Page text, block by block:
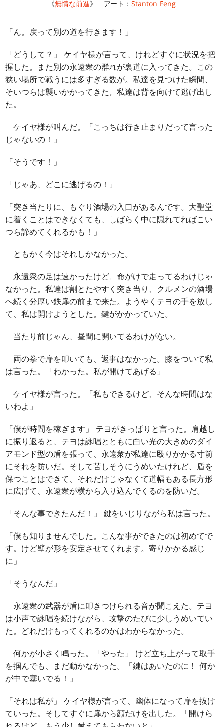
《無情な前進》 アート： Stanton Feng
「ん。戻って別の道を行きます！」
「どうして？」 ケイヤ様が言って、けれどすぐに状況を把
握した。また別の永遠衆の群れが裏道に入ってきた。この
狭い場所で戦うには多すぎる数が。私達を見つけた瞬間、
そいつらは襲いかかってきた。私達は背を向けて逃げ出し
た。
ケイヤ様が叫んだ。「こっちは行き止まりだって言った
じゃないの！」
「そうです！」
「じゃあ、どこに逃げるの！」
「突き当たりに、もぐり酒場の入口があるんです。大聖堂
に着くことはできなくても、しばらく中に隠れてればこい
つら諦めてくれるかも！」
ともかく今はそれしかなかった。
永遠衆の足は速かったけど、命がけで走ってるわけじゃ
なかった。私達は割とたやすく突き当り、クルメンの酒場
へ続く分厚い鉄扉の前まで来た。ようやくテヨの手を放し
て、私は開けようとした。鍵がかかっていた。
当たり前じゃん、昼間に開いてるわけがない。
両の拳で扉を叩いても、返事はなかった。膝をついて私
は言った。「わかった。私が開けてあげる」
ケイヤ様が言った。「私もできるけど、そんな時間はな
いわよ」
「僕が時間を稼ぎます」 テヨがきっぱりと言った。肩越し
に振り返ると、テヨは詠唱とともに白い光の大きめのダイ
アモンド型の盾を張って、永遠衆が私達に殴りかかる寸前
にそれを防いだ。そして苦しそうにうめいたけれど、盾を
保つことはできて、それだけじゃなくて道幅もある長方形
に広げて、永遠衆が横から入り込んでくるのを防いだ。
「そんな事できたんだ！」 鍵をいじりながら私は言った。
「僕も知りませんでした。こんな事ができたのは初めてで
す。けど壁が形を安定させてくれます。寄りかかる感じ
に」
「そうなんだ」
永遠衆の武器が盾に叩きつけられる音が聞こえた。テヨ
は小声で詠唱を続けながら、攻撃のたびに少しうめいてい
た。どれだけもってくれるのかはわからなかった。
何かが小さく鳴った。「やった」 けど立ち上がって取手
を掴んでも、まだ動かなかった。「鍵はあいたのに！ 何か
が中で塞いでる！」
「それは私が」 ケイヤ様が言って、幽体になって扉を抜け
ていった。そしてすぐに扉から顔だけを出した。「開けら